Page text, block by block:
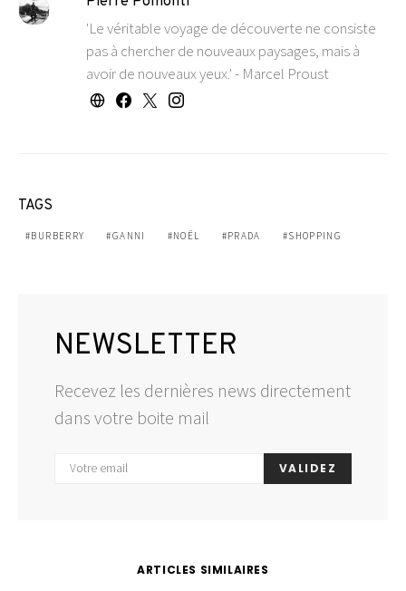
'Le véritable voyage de découverte ne consiste
pas à chercher de nouveaux paysages, mais à
avoir de nouveaux yeux.' - Marcel Proust
TAGS
BURBERRY GANNI NOËL PRADA SHOPPING
NEWSLETTER
Recevez les dernières news directement
dans votre boite mail
VALIDEZ
ARTICLES SIMILAIRES